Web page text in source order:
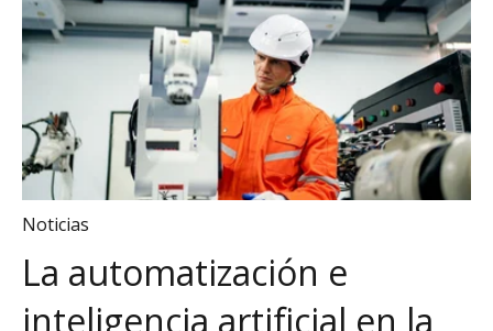
Noticias
La automatización e
inteligencia artificial en la